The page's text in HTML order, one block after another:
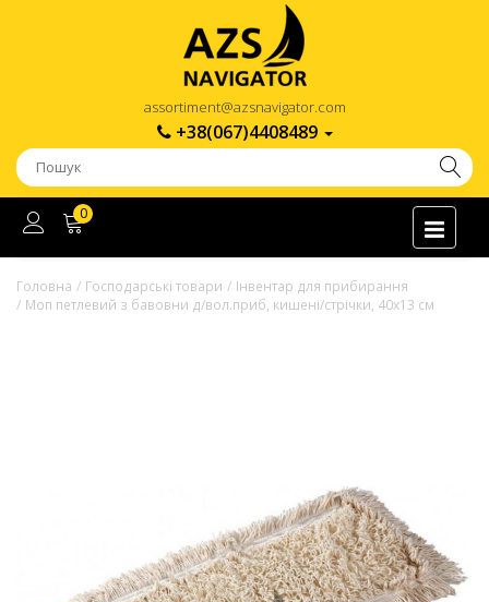
assortiment@azsnavigator.com
+38(067)4408489
0
Головна Господарські товари
Інвентар для прибирання
Моп петлевий з бавовни д/вол.приб, кишені/стрічки, 40х13 см